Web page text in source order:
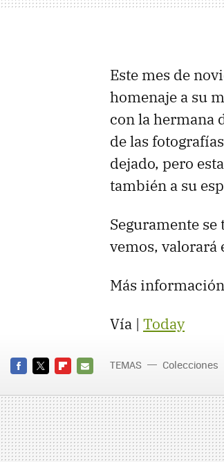
Este mes de
homenaje a su
con la hermana
de las
dejado, pero
también a su
Seguramente se
vemos, valorará
Más
Vía | Today
MAIL
TEMAS Colecciones